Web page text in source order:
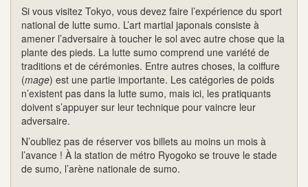
Si vous visitez Tokyo, vous devez faire l’expérience du sport
national de lutte sumo. L’art martial japonais consiste à
amener l’adversaire à toucher le sol avec autre chose que la
plante des pieds. La lutte sumo comprend une variété de
traditions et de cérémonies. Entre autres choses, la coiffure
(mage) est une partie importante. Les catégories de poids
n’existent pas dans la lutte sumo, mais ici, les pratiquants
doivent s’appuyer sur leur technique pour vaincre leur
adversaire.
N’oubliez pas de réserver vos billets au moins un mois à
l’avance ! À la station de métro Ryogoko se trouve le stade
de sumo, l’arène nationale de sumo.